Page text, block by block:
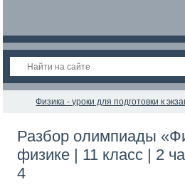
Физика - уроки для подготовки к
Разбор олимпиады
физике | 11 класс | 2
4